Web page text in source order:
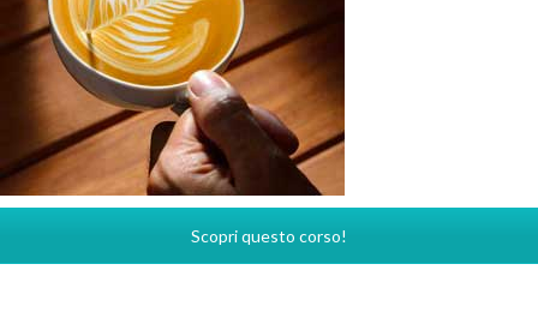
Scopri questo corso!